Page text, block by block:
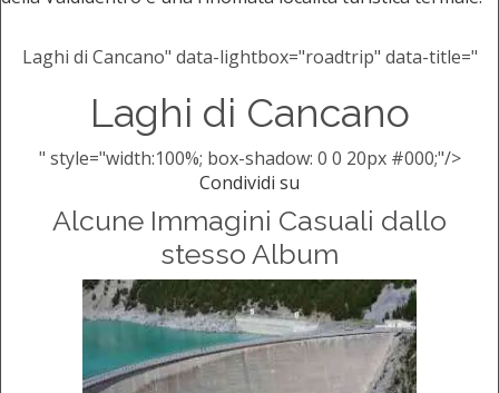
Laghi di Cancano" data-lightbox="roadtrip" data-title="
Laghi di Cancano
" style="width:100%; box-shadow: 0 0 20px #000;"/>
Condividi su
Alcune Immagini Casuali dallo
stesso Album